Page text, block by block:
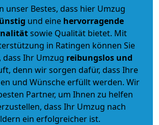
unser Bestes, dass hier Umzug
und eine hervorragende
sowie Qualität bietet. Mit
in Ratingen können Sie
dass Ihr Umzug reibungslos und
denn wir sorgen dafür, dass Ihre
und Wünsche erfüllt werden. Wir
Partner, um Ihnen zu helfen
dass Ihr Umzug nach
ein erfolgreicher ist.